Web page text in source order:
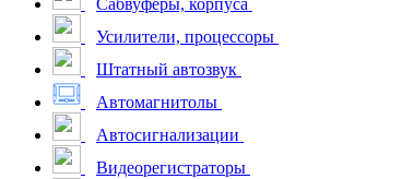
Сабвуферы, корпуса
Усилители, процессоры
Штатный автозвук
Автомагнитолы
Автосигнализации
Видеорегистраторы